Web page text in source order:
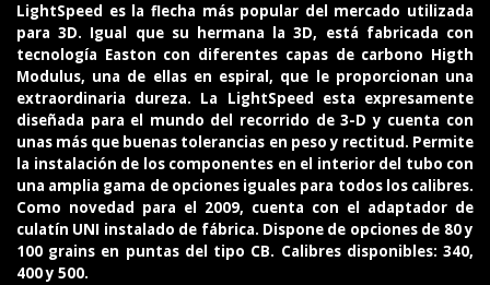
LightSpeed es la flecha más popular del mercado utilizada
para 3D. Igual que su hermana la 3D, está fabricada con
tecnología Easton con diferentes capas de carbono Higth
Modulus, una de ellas en espiral, que le proporcionan una
extraordinaria dureza. La LightSpeed esta expresamente
diseñada para el mundo del recorrido de 3-D y cuenta con
unas más que buenas tolerancias en peso y rectitud. Permite
la instalación de los componentes en el interior del tubo con
una amplia gama de opciones iguales para todos los calibres.
Como novedad para el 2009, cuenta con el adaptador de
culatín UNI instalado de fábrica. Dispone de opciones de 80 y
100 grains en puntas del tipo CB. Calibres disponibles: 340,
400 y 500.